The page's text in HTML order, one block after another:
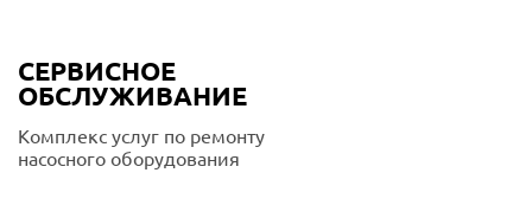
СЕРВИСНОЕ
ОБСЛУЖИВАНИЕ
Комплекс услуг по ремонту
насосного оборудования